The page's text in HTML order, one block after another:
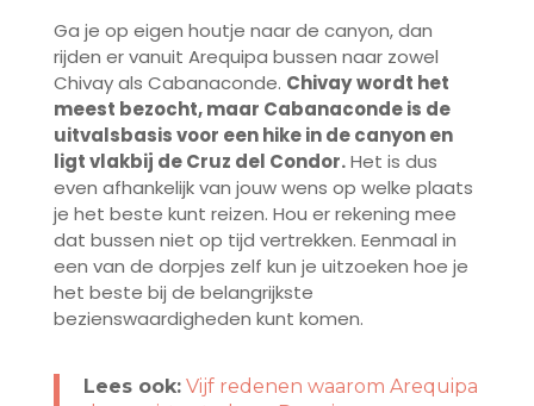
Ga je op eigen houtje naar de canyon, dan
rijden er vanuit Arequipa bussen naar zowel
Chivay als Cabanaconde. Chivay wordt het
meest bezocht, maar Cabanaconde is de
uitvalsbasis voor een hike in de canyon en
ligt vlakbij de Cruz del Condor.Het is dus
even afhankelijk van jouw wens op welke plaats
je het beste kunt reizen. Hou er rekening mee
dat bussen niet op tijd vertrekken. Eenmaal in
een van de dorpjes zelf kun je uitzoeken hoe je
het beste bij de belangrijkste
bezienswaardigheden kunt komen.
Lees ook: Vijf redenen waarom Arequipa